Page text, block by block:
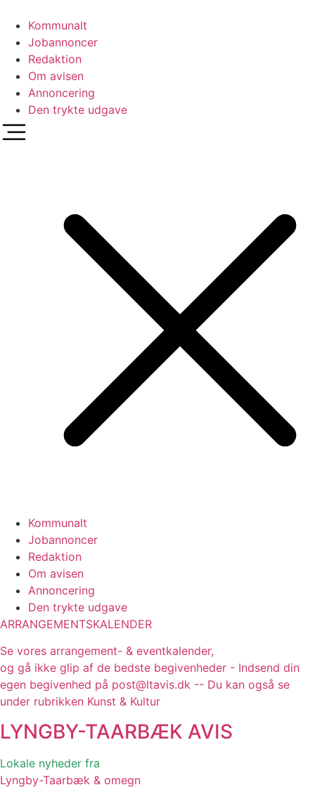
indhold
Kommunalt
Jobannoncer
Redaktion
Om avisen
Annoncering
Den trykte udgave
Kommunalt
Jobannoncer
Redaktion
Om avisen
Annoncering
Den trykte udgave
ARRANGEMENTSKALENDER
Se vores arrangement- & eventkalender,
og gå ikke glip af de bedste begivenheder - Indsend din
egen begivenhed på post@ltavis.dk -- Du kan også se
under rubrikken Kunst & Kultur
LYNGBY-TAARBÆK AVIS
Lokale nyheder fra
Lyngby-Taarbæk & omegn